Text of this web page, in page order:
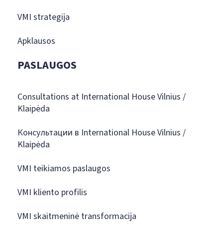
VMI strategija
Apklausos
PASLAUGOS
Consultations at International House Vilnius /
Klaipėda
Консультации в International House Vilnius /
Klaipėda
VMI teikiamos paslaugos
VMI kliento profilis
VMI skaitmeninė transformacija